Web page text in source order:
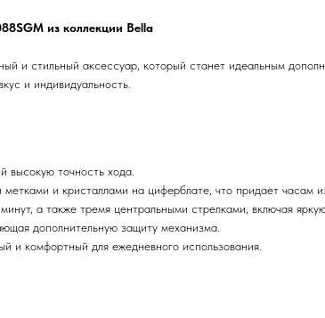
из коллекции Bella
и стильный аксессуар, который станет идеальным
и индивидуальность.
высокую точность хода.
метками и кристаллами на циферблате, что придает часам
а также тремя центральными стрелками, включая
дополнительную защиту механизма.
и комфортный для ежедневного использования.